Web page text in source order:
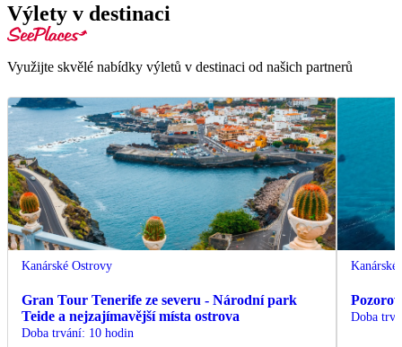
Výlety v destinaci
Využijte skvělé nabídky výletů v destinaci od našich partnerů
Kanárské Ostrovy
Gran Tour Tenerife ze severu - Národní park
Teide a nejzajímavější místa ostrova
Doba trvání: 10 hodin
Doba